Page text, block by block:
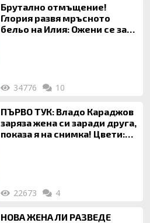
Брутално отмъщение!
Глория развя мръсното
бельо на Илия: Ожени се за
34776 10
ПЪРВО ТУК: Владо Караджов
заряза жена си заради друга,
показа я на снимка! Цвети:
22673 4
НОВА ЖЕНА ЛИ РАЗВЕДЕ